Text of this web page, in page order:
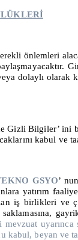
önlemleri
dolaylı olarak
Bilgiler’ ini
kabul ve
GSYO’
yatırım
iş birlikleri ve
mevzuat
kabul, beyan ve